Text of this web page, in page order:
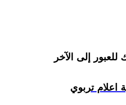
إلى الآخر
اعلام تربوي